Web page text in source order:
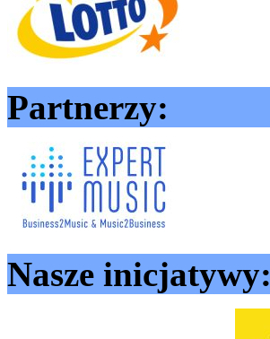
Partnerzy:
Nasze inicjatywy: